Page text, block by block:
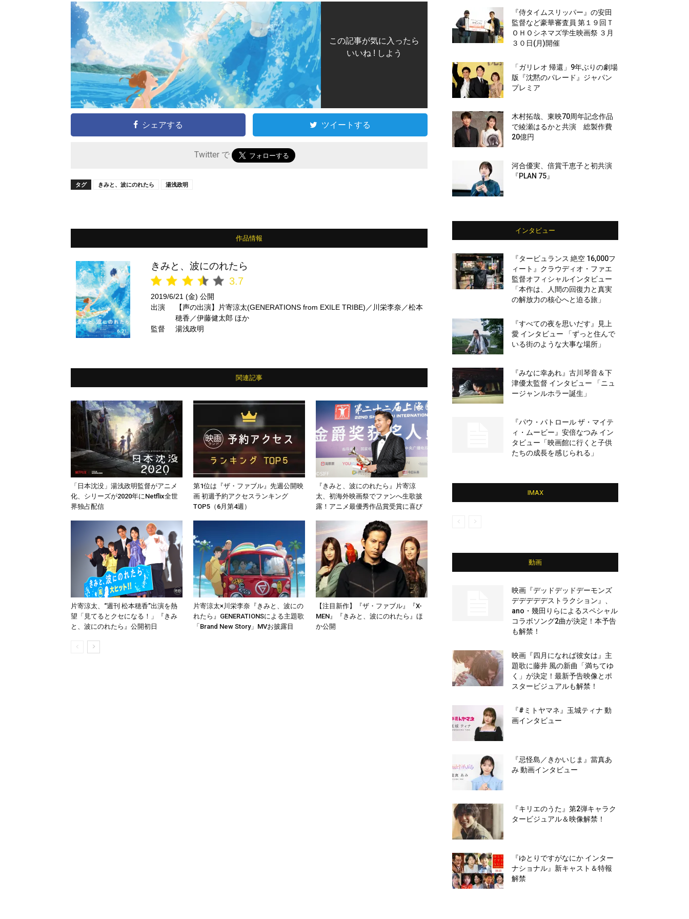
この記事が気に入ったら
いいね ! しよう
シェアする ツイートする
Twitter で
タグ きみと、波にのれたら 湯浅政明
作品情報
きみと、波にのれたら
3.7
2019/6/21 (金) 公開
出演
【声の出演】片寄涼太(GENERATIONS from EXILE TRIBE)／川栄李奈／松本
穂香／伊藤健太郎 ほか
監督
湯浅政明
関連記事
「日本沈没」湯浅政明監督がアニメ
化、シリーズが2020年にNetflix全世
界独占配信
第1位は『ザ・ファブル』先週公開映
画 初週予約アクセスランキング
TOP5（6月第4週）
『きみと、波にのれたら』片寄涼
太、初海外映画祭でファンへ生歌披
露！アニメ最優秀作品賞受賞に喜び
片寄涼太、“週刊 松本穂香”出演を熱
望「見てるとクセになる！」『きみ
と、波にのれたら』公開初日
片寄涼太×川栄李奈『きみと、波にの
れたら』GENERATIONSによる主題歌
「Brand New Story」MVお披露目
【注目新作】『ザ・ファブル』『X-
MEN』『きみと、波にのれたら』ほ
か公開
『侍タイムスリッパー』の安田
監督など豪華審査員 第１９回Ｔ
ＯＨＯシネマズ学生映画祭 ３月
３０日(月)開催
「ガリレオ 帰還」9年ぶりの劇場
版『沈黙のパレード』ジャパン
プレミア
木村拓哉、東映70周年記念作品
で綾瀬はるかと共演 総製作費
20億円
河合優実、倍賞千恵子と初共演
『PLAN 75』
インタビュー
『タービュランス 絶空 16,000フ
ィート』クラウディオ・ファエ
監督オフィシャルインタビュー
「本作は、人間の回復力と真実
の解放力の核心へと迫る旅」
『すべての夜を思いだす』見上
愛 インタビュー 「ずっと住んで
いる街のような大事な場所」
『みなに幸あれ』古川琴音＆下
津優太監督 インタビュー 「ニュ
ージャンルホラー誕生」
『パウ・パトロール ザ・マイテ
ィ・ムービー』安倍なつみ イン
タビュー「映画館に行くと子供
たちの成長を感じられる」
IMAX
動画
映画『デッドデッドデーモンズ
デデデデデストラクション』、
ano・幾田りらによるスペシャル
コラボソング2曲が決定！本予告
も解禁！
映画『四月になれば彼女は』主
題歌に藤井 風の新曲「満ちてゆ
く」が決定！最新予告映像とポ
スタービジュアルも解禁！
『#ミトヤマネ』玉城ティナ 動
画インタビュー
『忌怪島／きかいじま』當真あ
み 動画インタビュー
『キリエのうた』第2弾キャラク
タービジュアル＆映像解禁！
『ゆとりですがなにか インター
ナショナル』新キャスト＆特報
解禁